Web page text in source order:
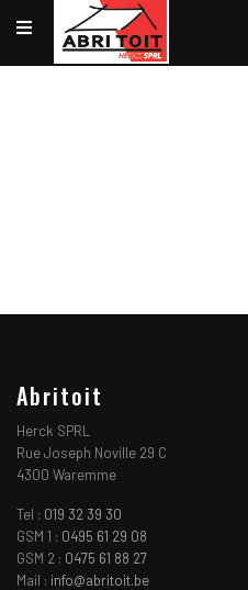
VOTRE TOITURE
NOTRE
Abritoit
Herck SPRL
Rue Joseph Noville 29 C
4300 Waremme
Tel : 019 32 39 30
GSM 1 : 0495 61 29 08
GSM 2 : 0475 61 88 27
Mail : info@abritoit.be